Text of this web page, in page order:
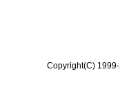
Copyright(C)